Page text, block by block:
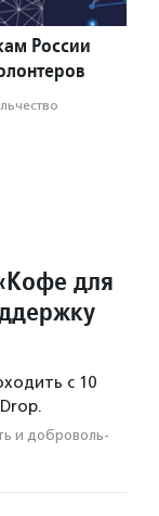
России
для
с 10
и доброволь­